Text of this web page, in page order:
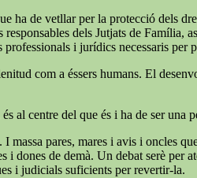
ha de vetllar per la protecció dels
dels Jutjats de
i jurídics necessaris per
com a éssers humans. El
al centre del que és i ha de ser
massa pares, mares i avis i oncles
dones de demà. Un debat serè per
i judicials suficients per revertir-la.